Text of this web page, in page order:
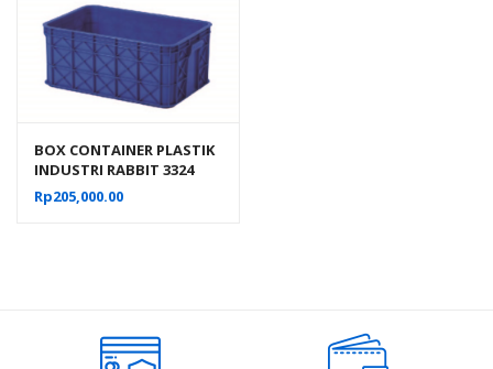
BOX CONTAINER PLASTIK
INDUSTRI RABBIT 3324
VOLUME 60 LITER UKURAN
60x40x26 CM
Rp205,000.00